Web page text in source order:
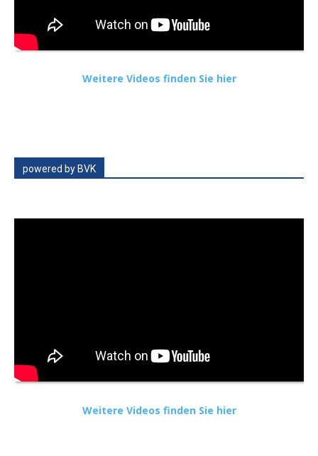
Weitere Videos finden Sie hier
powered by BVK
Weitere Videos finden Sie hier